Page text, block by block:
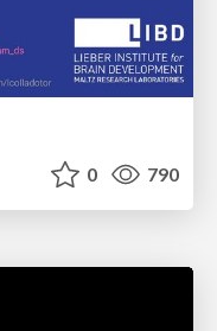
0 790